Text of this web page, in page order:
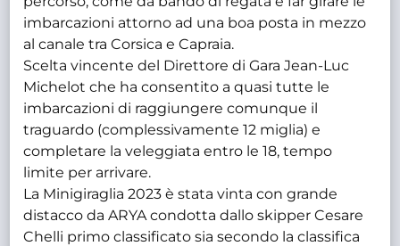
imbarcazioni attorno ad una boa posta in mezzo
al canale tra Corsica e Capraia.
Scelta vincente del Direttore di Gara Jean-Luc
Michelot che ha consentito a quasi tutte le
imbarcazioni di raggiungere comunque il
traguardo (complessivamente 12 miglia) e
completare la veleggiata entro le 18, tempo
limite per arrivare.
La Minigiraglia 2023 è stata vinta con grande
distacco da ARYA condotta dallo skipper Cesare
Chelli primo classificato sia secondo la classifica